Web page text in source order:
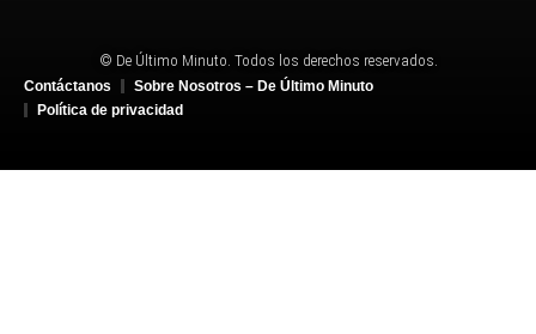
© De Último Minuto. Todos los derechos reservados.
Contáctanos
Sobre Nosotros – De Último Minuto
Política de privacidad